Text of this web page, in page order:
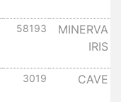
MINERVA
IRIS
58193
CAVE
3019